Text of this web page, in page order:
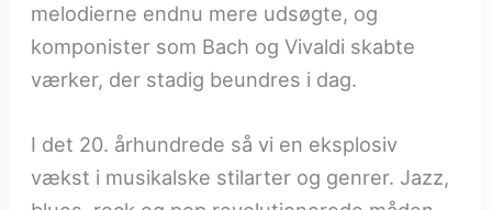
melodierne endnu mere udsøgte, og
komponister som Bach og Vivaldi skabte
værker, der stadig beundres i dag.
I det 20. århundrede så vi en eksplosiv
vækst i musikalske stilarter og genrer. Jazz,